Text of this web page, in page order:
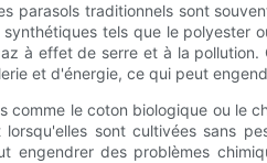
parasols traditionnels sont
tels que le polyester
à effet de serre et à la
et d'énergie, ce qui peut
le coton biologique ou le
sont cultivées sans
des problèmes